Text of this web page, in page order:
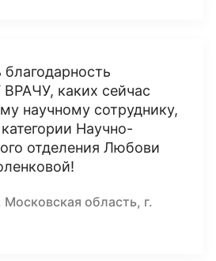
каких сейчас
научному сотруднику,
Научно-
отделения Любови
область, г.